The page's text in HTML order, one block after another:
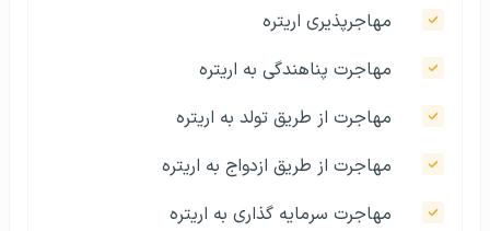
مهاجرپذیری اریتره
مهاجرت پناهندگی به اریتره
مهاجرت از طریق تولد به اریتره
مهاجرت از طریق ازدواج به اریتره
مهاجرت سرمایه گذاری به اریتره